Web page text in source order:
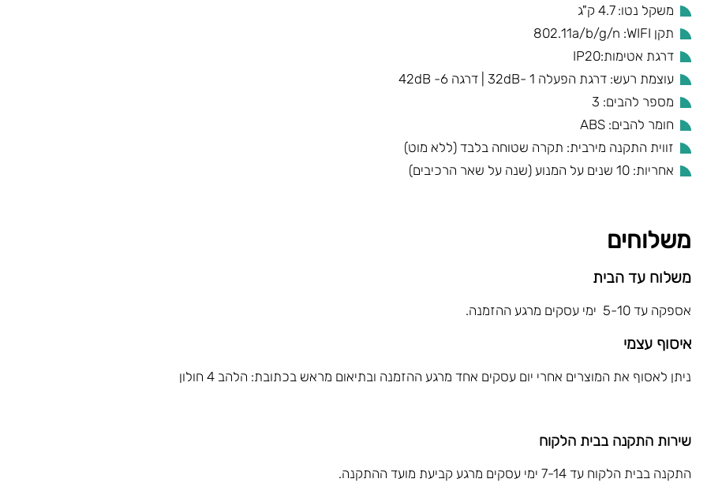
משקל נטו: 4.7 ק"ג
תקן 802.11a/b/g/n :WIFI
דרגת אטימות:IP20
עוצמת רעש: דרגת הפעלה 1 -32dB | דרגה 6- 42dB
מספר להבים: 3
חומר להבים: ABS
זווית התקנה מירבית: תקרה שטוחה בלבד (ללא מוט)
אחריות: 10 שנים על המנוע (שנה על שאר הרכיבים)
משלוחים
משלוח עד הבית
אספקה עד 5-10 ימי עסקים מרגע ההזמנה.
איסוף עצמי
ניתן לאסוף את המוצרים אחרי יום עסקים אחד מרגע ההזמנה ובתיאום מראש בכתובת: הלהב 4 חולון
שירות התקנה בבית הלקוח
התקנה בבית הלקוח עד 7-14 ימי עסקים מרגע קביעת מועד ההתקנה.